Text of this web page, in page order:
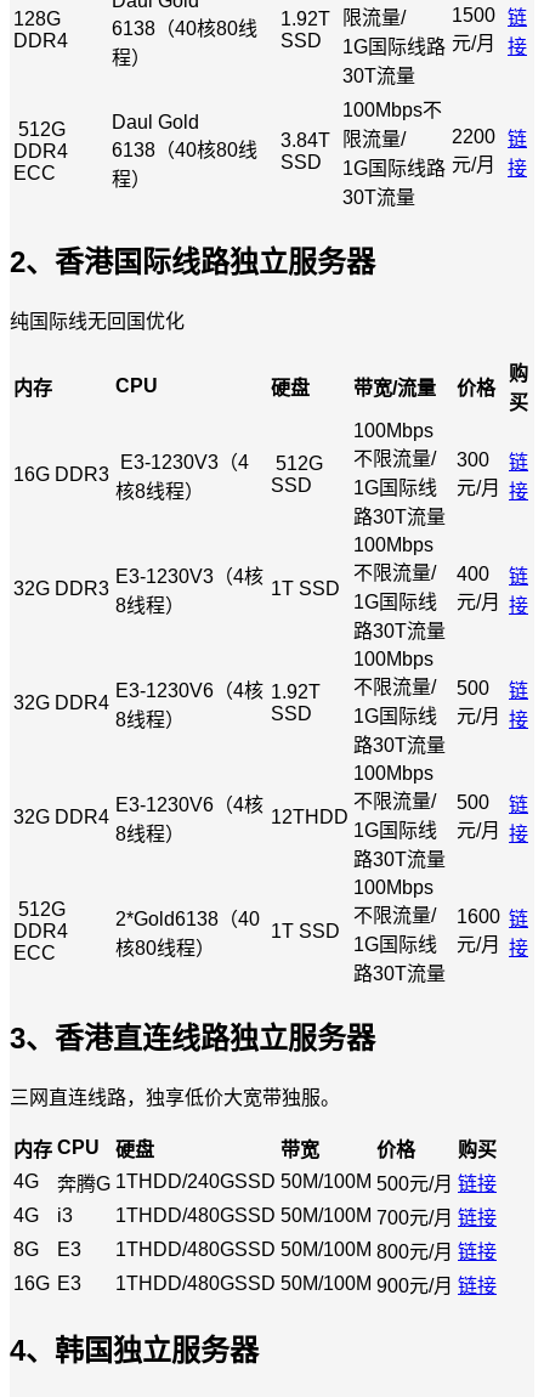
128G
DDR4
6138（40核80线
程）
1.92T
SSD
限流量/
1G国际线路
30T流量
1500
元/月
链
接
512G
DDR4
ECC
Daul Gold
6138（40核80线
程）
3.84T
SSD
100Mbps不
限流量/
1G国际线路
30T流量
2200
元/月
链
接
2、香港国际线路独立服务器
纯国际线无回国优化
内存 CPU 硬盘 带宽/流量 价格
购
买
16G DDR3
E3-1230V3（4
核8线程）
512G
SSD
100Mbps
不限流量/
1G国际线
路30T流量
300
元/月
链
接
32G DDR3
E3-1230V3（4核
8线程）
1T SSD
100Mbps
不限流量/
1G国际线
路30T流量
400
元/月
链
接
32G DDR4
E3-1230V6（4核
8线程）
1.92T
SSD
100Mbps
不限流量/
1G国际线
路30T流量
500
元/月
链
接
32G DDR4
E3-1230V6（4核
8线程）
12THDD
100Mbps
不限流量/
1G国际线
路30T流量
500
元/月
链
接
512G
DDR4
ECC
2*Gold6138（40
核80线程）
1T SSD
100Mbps
不限流量/
1G国际线
路30T流量
1600
元/月
链
接
3、香港直连线路独立服务器
三网直连线路，独享低价大宽带独服。
内存 CPU 硬盘 带宽 价格
购买
4G
奔腾G 1THDD/240GSSD 50M/100M 500元/月 链接
4G
i3 1THDD/480GSSD 50M/100M 700元/月 链接
8G
E3 1THDD/480GSSD 50M/100M 800元/月 链接
16G E3 1THDD/480GSSD 50M/100M 900元/月 链接
4、韩国独立服务器